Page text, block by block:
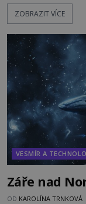
francouzského
Monchauxa. Ten v ní popisuje různé lékařské
tom by nebylo
nebyl popsán
ZOBRAZIT VÍCE
VESMÍR A
Záře nad
OD KAROLÍNA TRNKOVÁ